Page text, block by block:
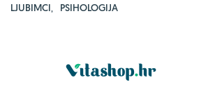
LJUBIMCI, PSIHOLOGIJA